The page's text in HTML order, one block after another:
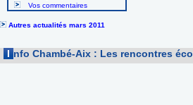
Vos commentaires
Autres actualités mars 2011
I nfo Chambé-Aix : Les rencontres